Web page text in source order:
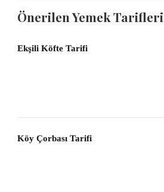
Önerilen Yemek Tarifleri
Ekşili Köfte Tarifi
Köy Çorbası Tarifi